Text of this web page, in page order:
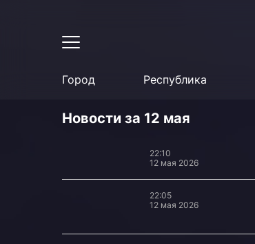
Город Республика
Новости за 12 мая
22:10
12 мая 2026
22:05
12 мая 2026